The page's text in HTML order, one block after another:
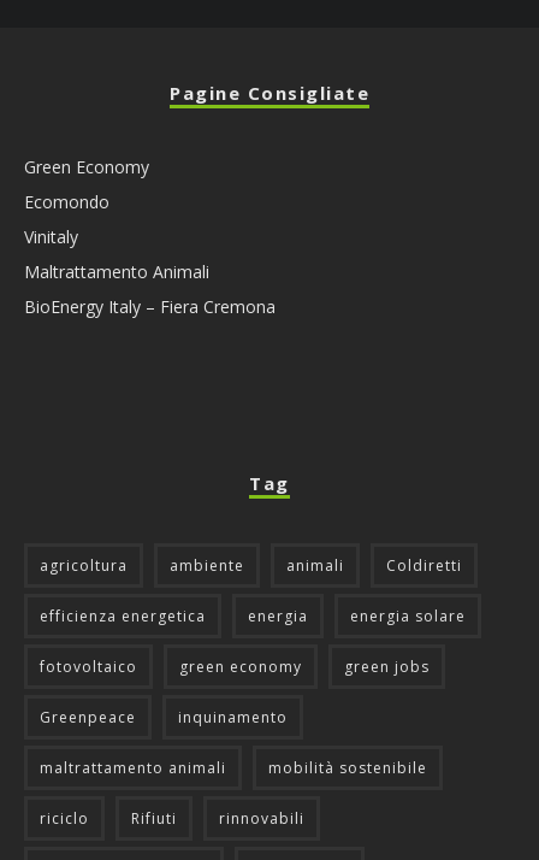
Pagine Consigliate
Green Economy
Ecomondo
Vinitaly
Maltrattamento Animali
BioEnergy Italy – Fiera Cremona
Tag
agricoltura ambiente animali Coldiretti
efficienza energetica energia energia solare
fotovoltaico green economy green jobs
Greenpeace inquinamento
maltrattamento animali mobilità sostenibile
riciclo Rifiuti rinnovabili